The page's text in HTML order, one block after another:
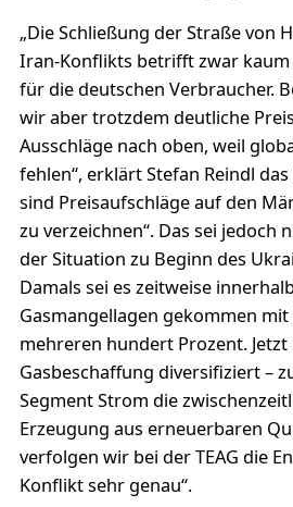
„Die Schließung der Straße von
Iran-Konflikts betrifft zwar
für die deutschen Verbraucher.
wir aber trotzdem deutliche
Ausschläge nach oben, weil
fehlen“, erklärt Stefan Reindl das
sind Preisaufschläge auf den
zu verzeichnen“. Das sei jedoch
der Situation zu Beginn des
Damals sei es zeitweise
Gasmangellagen gekommen
mehreren hundert Prozent. Jetzt
Gasbeschaffung diversifiziert –
Segment Strom die
Erzeugung aus erneuerbaren
verfolgen wir bei der TEAG die
Konflikt sehr genau“.